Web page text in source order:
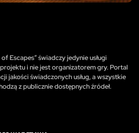
Escapes” świadczy jedynie usługi
i nie jest organizatorem gry. Portal
jakości świadczonych usług, a wszystkie
z publicznie dostępnych źródeł.